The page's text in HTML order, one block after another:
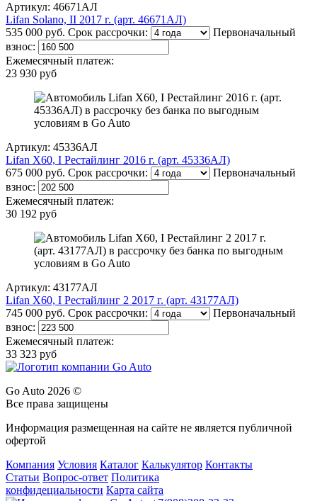
Артикул: 46671АЛ
Lifan Solano, II 2017 г. (арт. 46671АЛ)
535 000 руб. Срок рассрочки:
Первоначальный
взнос:
Ежемесячный платеж:
23 930 руб
Артикул: 45336АЛ
Lifan X60, I Рестайлинг 2016 г. (арт. 45336АЛ)
675 000 руб. Срок рассрочки:
Первоначальный
взнос:
Ежемесячный платеж:
30 192 руб
Артикул: 43177АЛ
Lifan X60, I Рестайлинг 2 2017 г. (арт. 43177АЛ)
745 000 руб. Срок рассрочки:
Первоначальный
взнос:
Ежемесячный платеж:
33 323 руб
Go Auto 2026 ©
Все права защищены
Информация размещенная на сайте не является публичной
офертой
Компания Условия Каталог Калькулятор Контакты
Статьи Вопрос-ответ Политика
конфидециальности Карта сайта